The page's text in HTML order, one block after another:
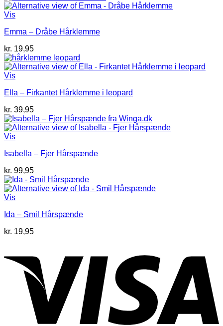
Vis
Emma – Dråbe Hårklemme
kr. 19,95
Vis
Ella – Firkantet Hårklemme i leopard
kr. 39,95
Vis
Isabella – Fjer Hårspænde
kr. 99,95
Vis
Ida – Smil Hårspænde
kr. 19,95